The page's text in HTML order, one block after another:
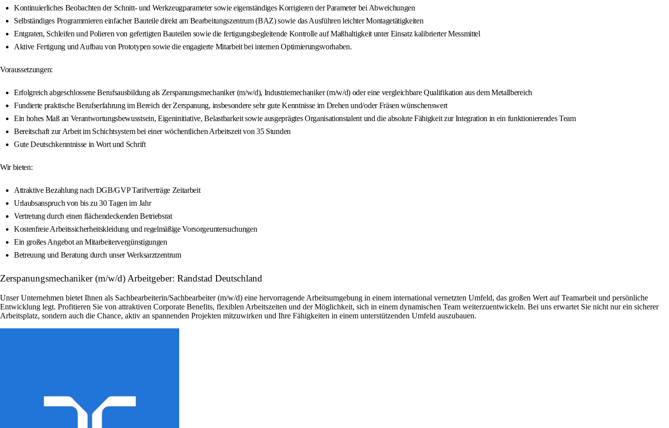
Kontinuierliches Beobachten der Schnitt- und Werkzeugparameter sowie eigenständiges Korrigieren der Parameter bei Abweichungen
Selbständiges Programmieren einfacher Bauteile direkt am Bearbeitungszentrum (BAZ) sowie das Ausführen leichter Montagetätigkeiten
Entgraten, Schleifen und Polieren von gefertigten Bauteilen sowie die fertigungsbegleitende Kontrolle auf Maßhaltigkeit unter Einsatz kalibrierter Messmittel
Aktive Fertigung und Aufbau von Prototypen sowie die engagierte Mitarbeit bei internen Optimierungsvorhaben.
Voraussetzungen:
Erfolgreich abgeschlossene Berufsausbildung als Zerspanungsmechaniker (m/w/d), Industriemechaniker (m/w/d) oder eine vergleichbare Qualifikation aus dem Metallbereich
Fundierte praktische Berufserfahrung im Bereich der Zerspanung, insbesondere sehr gute Kenntnisse im Drehen und/oder Fräsen wünschenswert
Ein hohes Maß an Verantwortungsbewusstsein, Eigeninitiative, Belastbarkeit sowie ausgeprägtes Organisationstalent und die absolute Fähigkeit zur Integration in ein funktionierendes Team
Bereitschaft zur Arbeit im Schichtsystem bei einer wöchentlichen Arbeitszeit von 35 Stunden
Gute Deutschkenntnisse in Wort und Schrift
Wir bieten:
Attraktive Bezahlung nach DGB/GVP Tarifverträge Zeitarbeit
Urlaubsanspruch von bis zu 30 Tagen im Jahr
Vertretung durch einen flächendeckenden Betriebsrat
Kostenfreie Arbeitssicherheitskleidung und regelmäßige Vorsorgeuntersuchungen
Ein großes Angebot an Mitarbeitervergünstigungen
Betreuung und Beratung durch unser Werksarztzentrum
Zerspanungsmechaniker (m/w/d) Arbeitgeber: Randstad Deutschland
Unser Unternehmen bietet Ihnen als Sachbearbeiterin/Sachbearbeiter (m/w/d) eine hervorragende Arbeitsumgebung in einem international vernetzten Umfeld, das großen Wert auf Teamarbeit und persönliche
Entwicklung legt. Profitieren Sie von attraktiven Corporate Benefits, flexiblen Arbeitszeiten und der Möglichkeit, sich in einem dynamischen Team weiterzuentwickeln. Bei uns erwartet Sie nicht nur ein sicherer
Arbeitsplatz, sondern auch die Chance, aktiv an spannenden Projekten mitzuwirken und Ihre Fähigkeiten in einem unterstützenden Umfeld auszubauen.